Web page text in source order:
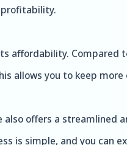
profitability.
affordability.
allows you to keep
offers a
is simple, and you